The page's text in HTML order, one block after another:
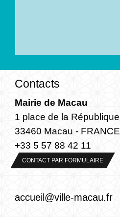
Contacts
Mairie de Macau
1 place de la République
33460 Macau - FRANCE
+33 5 57 88 42 11
CONTACT PAR FORMULAIRE
accueil@ville-macau.fr